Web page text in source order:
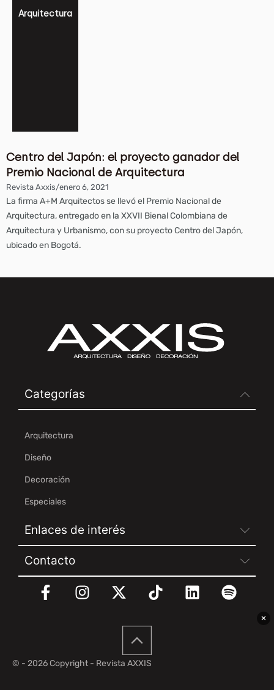
Arquitectura
Centro del Japón: el proyecto ganador del
Premio Nacional de Arquitectura
Revista Axxis/enero 6, 2021
La firma A+M Arquitectos se llevó el Premio Nacional de
Arquitectura, entregado en la XXVII Bienal Colombiana de
Arquitectura y Urbanismo, con su proyecto Centro del Japón,
ubicado en Bogotá.
✕
Categorías
Arquitectura
Diseño
Decoración
Especiales
Enlaces de interés
Contacto
© - 2026 Copyright - Revista AXXIS